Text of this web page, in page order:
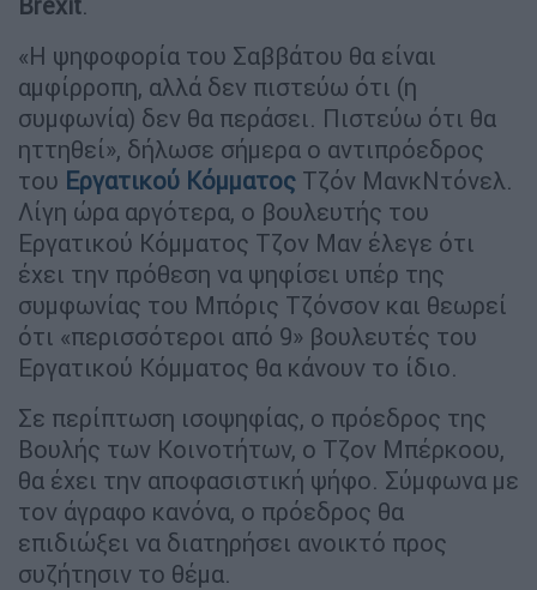
«Η ψηφοφορία του Σαββάτου θα είναι
αμφίρροπη, αλλά δεν πιστεύω ότι (η
συμφωνία) δεν θα περάσει. Πιστεύω ότι θα
ηττηθεί», δήλωσε σήμερα ο αντιπρόεδρος
του Εργατικού Κόμματος Τζόν ΜανκΝτόνελ.
Λίγη ώρα αργότερα, ο βουλευτής του
Εργατικού Κόμματος Τζον Μαν έλεγε ότι
έχει την πρόθεση να ψηφίσει υπέρ της
συμφωνίας του Μπόρις Τζόνσον και θεωρεί
ότι «περισσότεροι από 9» βουλευτές του
Εργατικού Κόμματος θα κάνουν το ίδιο.
Σε περίπτωση ισοψηφίας, ο πρόεδρος της
Βουλής των Κοινοτήτων, ο Τζον Μπέρκοου,
θα έχει την αποφασιστική ψήφο. Σύμφωνα με
τον άγραφο κανόνα, ο πρόεδρος θα
επιδιώξει να διατηρήσει ανοικτό προς
συζήτησιν το θέμα.